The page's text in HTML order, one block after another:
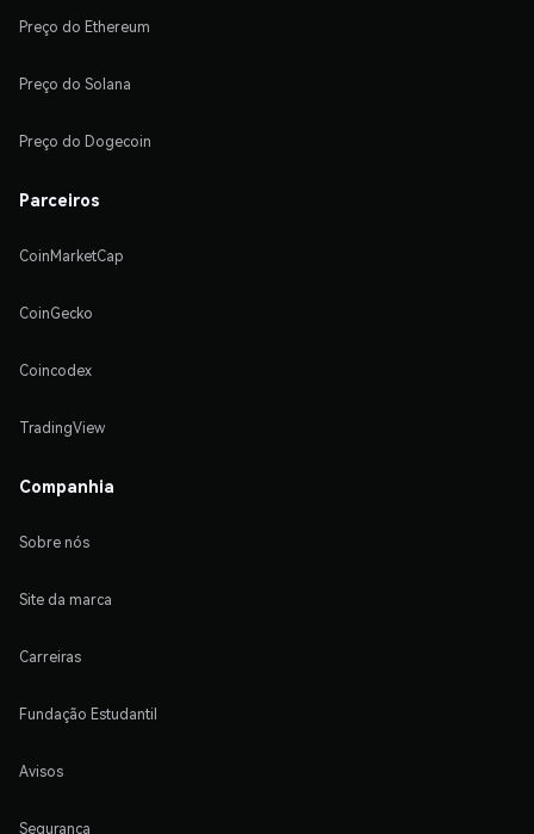
Preço do Ethereum
Preço do Solana
Preço do Dogecoin
Parceiros
CoinMarketCap
CoinGecko
Coincodex
TradingView
Companhia
Sobre nós
Site da marca
Carreiras
Fundação Estudantil
Avisos
Segurança